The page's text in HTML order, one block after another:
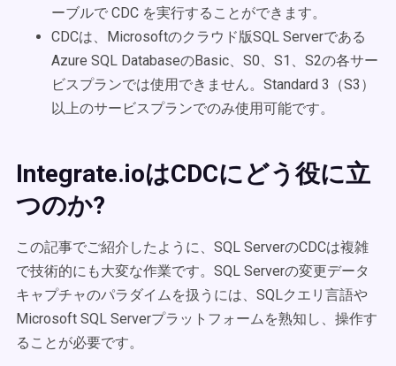
ーブルで CDC を実行することができます。
CDCは、Microsoftのクラウド版SQL Serverである
Azure SQL DatabaseのBasic、S0、S1、S2の各サー
ビスプランでは使用できません。Standard 3（S3）
以上のサービスプランでのみ使用可能です。
Integrate.ioはCDCにどう役に立
つのか?
この記事でご紹介したように、SQL ServerのCDCは複雑
で技術的にも大変な作業です。SQL Serverの変更データ
キャプチャのパラダイムを扱うには、SQLクエリ言語や
Microsoft SQL Serverプラットフォームを熟知し、操作す
ることが必要です。